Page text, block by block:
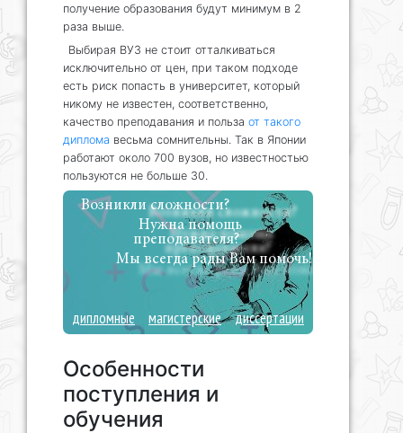
получение образования будут минимум в 2
раза выше.
Выбирая ВУЗ не стоит отталкиваться
исключительно от цен, при таком подходе
есть риск попасть в университет, который
никому не известен, соответственно,
качество преподавания и польза от такого
диплома весьма сомнительны. Так в Японии
работают около 700 вузов, но известностью
пользуются не больше 30.
Возникли сложности?
Нужна помощь
преподавателя?
Мы всегда рады Вам помочь!
дипломные магистерские диссертации
Особенности
поступления и
обучения